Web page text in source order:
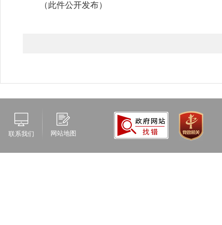
（此件公开发布）
联系我们 网站地图